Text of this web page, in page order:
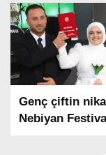
Genç çiftin
Nebiyan